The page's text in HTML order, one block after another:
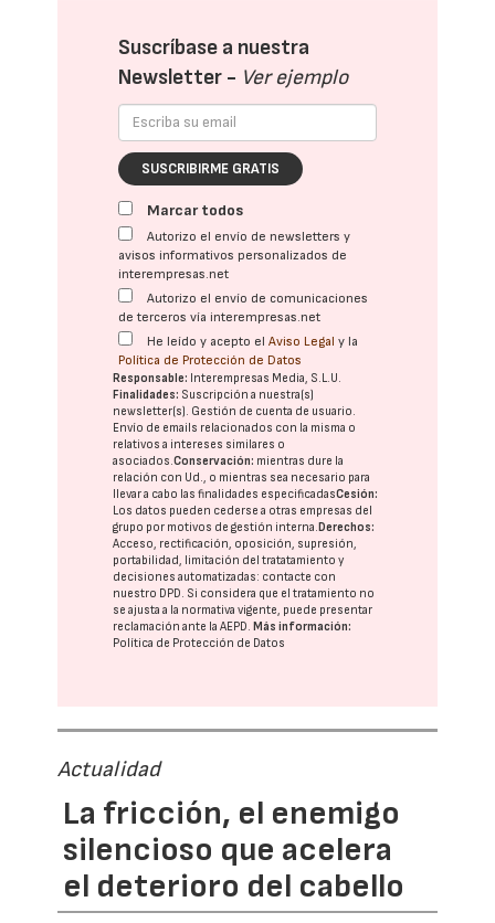
Suscríbase a nuestra
Newsletter - Ver ejemplo
SUSCRIBIRME GRATIS
Marcar todos
Autorizo el envío de newsletters y
avisos informativos personalizados de
interempresas.net
Autorizo el envío de comunicaciones
de terceros vía interempresas.net
He leído y acepto elAviso Legal y la
Política de Protección de Datos
Responsable: Interempresas Media, S.L.U.
Finalidades: Suscripción a nuestra(s)
newsletter(s). Gestión de cuenta de usuario.
Envío de emails relacionados con la misma o
relativos a intereses similares o
asociados.Conservación: mientras dure la
relación con Ud., o mientras sea necesario para
llevar a cabo las finalidades especificadasCesión:
Los datos pueden cederse a otras empresas del
grupo por motivos de gestión interna.Derechos:
Acceso, rectificación, oposición, supresión,
portabilidad, limitación del tratatamiento y
decisiones automatizadas: contacte con
nuestro DPD . Si considera que el tratamiento no
se ajusta a la normativa vigente, puede presentar
reclamación ante laAEPD .Más información:
Política de Protección de Datos
Actualidad
La fricción, el enemigo
silencioso que acelera
el deterioro del cabello